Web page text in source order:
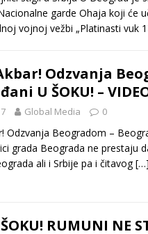
garde Ohaja koji će
vojnoj vežbi „Platinasti vuk
Odzvanja
U ŠOKU! –
Global Media 0
Odzvanja Beogradom –
grada Beograda ne prestaju
ali i Srbije pa i čitavog[…]
RUMUNI NE